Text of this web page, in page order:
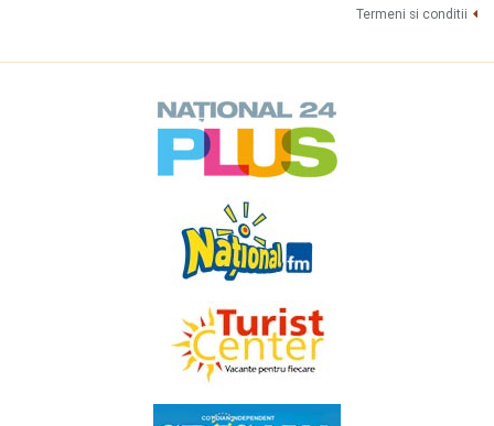
Termeni si conditii